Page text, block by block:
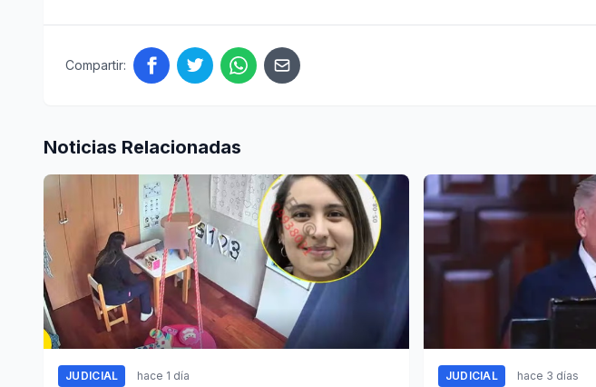
Compartir:
Noticias Relacionadas
JUDICIAL hace 1 día JUDICIAL hace 3 días